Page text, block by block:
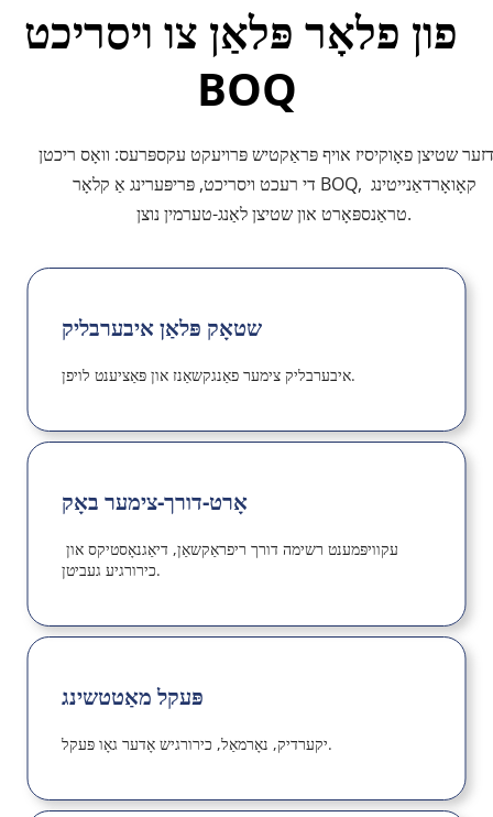
פון פלאָר פּלאַן צו ויסריכט
BOQ
די רעכט ויסריכט, פּריפּערינג אַ קלאָר BOQ, קאָואָרדאַנייטינג
טראַנספּאָרט און שטיצן לאַנג-טערמין נוצן.
שטאָק פּלאַן איבערבליק
איבערבליק צימער פאַנגקשאַנז און פּאַציענט לויפן.
אָרט-דורך-צימער באָק
כירורגיע געביטן.
פּעקל מאַטטשינג
יקערדיק, נאָרמאַל, כירורגיש אָדער גאָו פּעקל.